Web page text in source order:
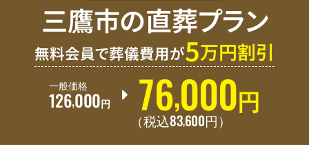
三鷹市の直葬プラン
無料会員で葬儀費用が5万円割引
一般価格
126,000 円 76,000 円
（税込83,600円 ）